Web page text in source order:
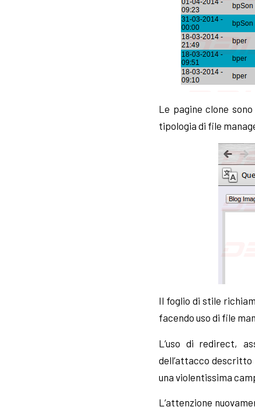
Le pagine clone
tipologia di file
Il foglio di stile
facendo uso di file
L’uso di redirect,
dell’attacco descritto
una violentissima
L’attenzione